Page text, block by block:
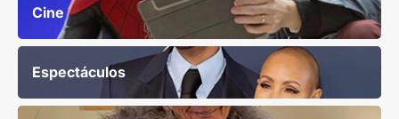
Cine
Espectáculos